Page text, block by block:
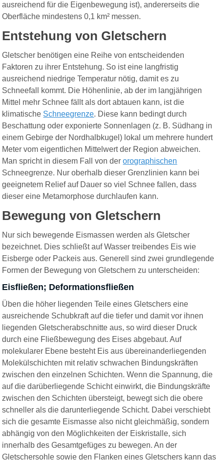
ausreichend für die Eigenbewegung ist), andererseits die
Oberfläche mindestens 0,1 km² messen.
Entstehung von Gletschern
Gletscher benötigen eine Reihe von entscheidenden
Faktoren zu ihrer Entstehung. So ist eine langfristig
ausreichend niedrige Temperatur nötig, damit es zu
Schneefall kommt. Die Höhenlinie, ab der im langjährigen
Mittel mehr Schnee fällt als dort abtauen kann, ist die
klimatische Schneegrenze. Diese kann bedingt durch
Beschattung oder exponierte Sonnenlagen (z. B. Südhang in
einem Gebirge der Nordhalbkugel) lokal um mehrere hundert
Meter vom eigentlichen Mittelwert der Region abweichen.
Man spricht in diesem Fall von derorographischen
Schneegrenze. Nur oberhalb dieser Grenzlinien kann bei
geeignetem Relief auf Dauer so viel Schnee fallen, dass
dieser eine Metamorphose durchlaufen kann.
Bewegung von Gletschern
Nur sich bewegende Eismassen werden als Gletscher
bezeichnet. Dies schließt auf Wasser treibendes Eis wie
Eisberge oder Packeis aus. Generell sind zwei grundlegende
Formen der Bewegung von Gletschern zu unterscheiden:
Eisfließen; Deformationsfließen
Üben die höher liegenden Teile eines Gletschers eine
ausreichende Schubkraft auf die tiefer und damit vor ihnen
liegenden Gletscherabschnitte aus, so wird dieser Druck
durch eine Fließbewegung des Eises abgebaut. Auf
molekularer Ebene besteht Eis aus übereinanderliegenden
Molekülschichten mit relativ schwachen Bindungskräften
zwischen den einzelnen Schichten. Wenn die Spannung, die
auf die darüberliegende Schicht einwirkt, die Bindungskräfte
zwischen den Schichten übersteigt, bewegt sich die obere
schneller als die darunterliegende Schicht. Dabei verschiebt
sich die gesamte Eismasse also nicht gleichmäßig, sondern
abhängig von den Möglichkeiten der Eiskristalle, sich
innerhalb des Gesamtgefüges zu bewegen. An der
Gletschersohle sowie den Flanken eines Gletschers kann das